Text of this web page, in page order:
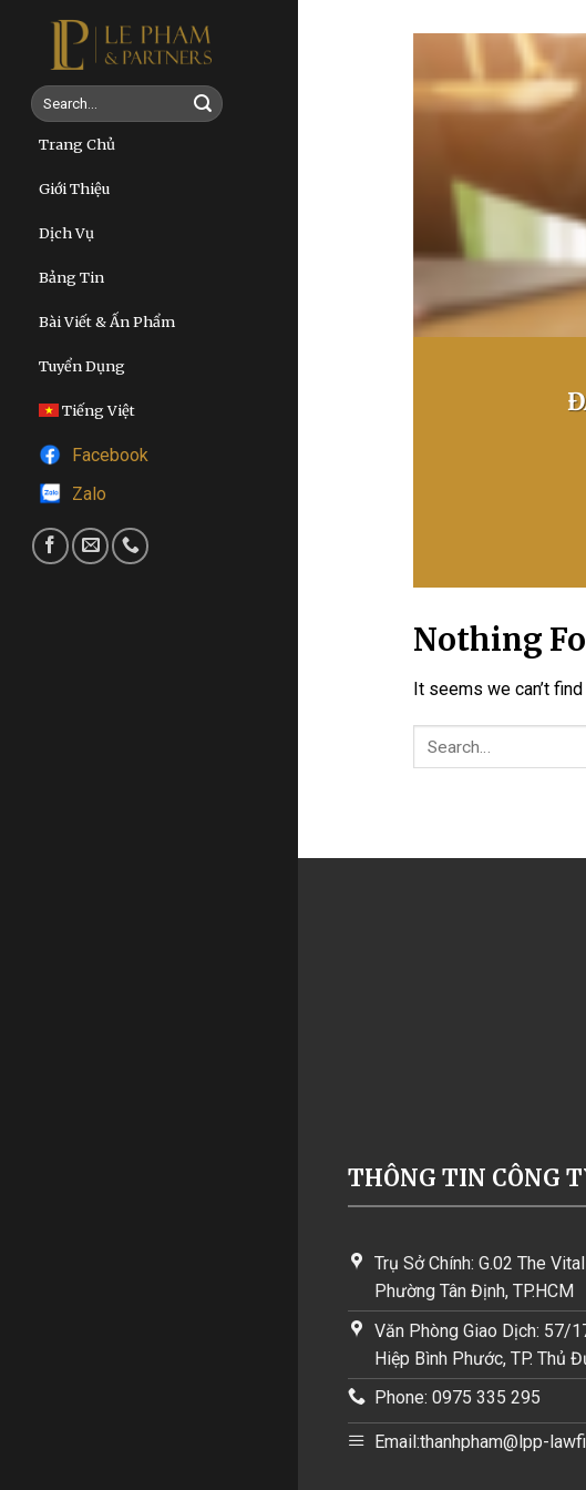
content
Trang Chủ
Giới Thiệu
Dịch Vụ
Bảng Tin
Bài Viết & Ấn Phẩm
Tuyển Dụng
Tiếng Việt
Facebook
Zalo
vấn là các Luật sư [...]
Nothing
It seems we can’t
THÔNG TIN CÔNG
Trụ Sở Chính: G.02 The
Phường Tân Định, TP.HCM
Văn Phòng Giao Dịch: 57/
Hiệp Bình Phước, TP. Thủ
Phone: 0975 335 295
Email:thanhpham@lpp-